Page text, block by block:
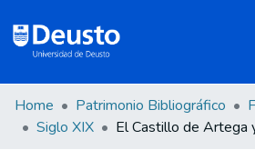
Communities & Collections
Home Patrimonio Bibliográfico
Siglo XIX